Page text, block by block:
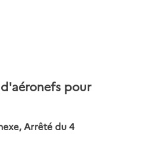
pour
Arrêté du 4